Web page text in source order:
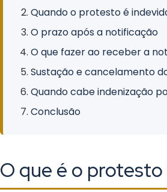
Quando o protesto é
O prazo após a notificação
O que fazer ao receber a
Sustação e cancelamento
Quando cabe indenização
Conclusão
O que é o